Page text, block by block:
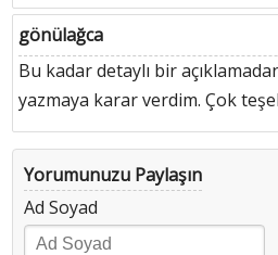
gönülağca
Bu kadar detaylı bir
yazmaya karar verdim. Çok
Yorumunuzu Paylaşın
Ad Soyad